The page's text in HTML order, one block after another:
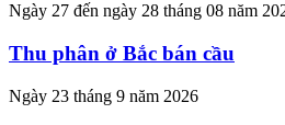
Ngày 27 đến ngày 28 tháng 08 năm
Thu phân ở Bắc bán cầu
Ngày 23 tháng 9 năm 2026